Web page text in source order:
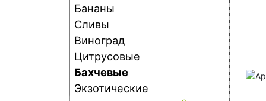
Бананы
Сливы
Виноград
Цитрусовые
Бахчевые
Экзотические